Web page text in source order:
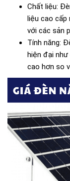
Chất liệu:
liệu cao
với các sản
Tính năng:
hiện đại
cao hơn so